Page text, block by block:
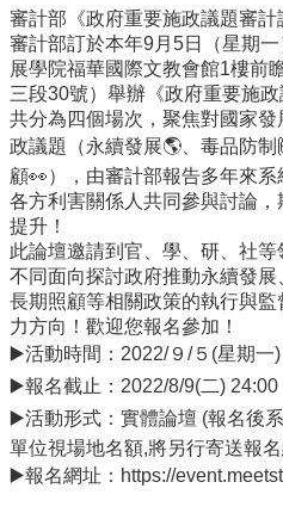
事
所
簡
介
公
事
所
成
員
學
生
事
務
論
文
口
試
審計部《政府重要施政議題審
審計部訂於本年9月5日（星期
展學院福華國際文教會館1樓前
三段30號）舉辦《政府重要施
共分為四個場次，聚焦對國家
政議題（永續發展🌎、毒品防
顧👀），由審計部報告多年來
各方利害關係人共同參與討論
提升！
此論壇邀請到官、學、研、社
不同面向探討政府推動永續發
長期照顧等相關政策的執行與
力方向！歡迎您報名參加！
▶️活動時間：2022/９/５(星期一
▶️報名截止：2022/8/9(二) 24:00
▶️活動形式：實體論壇 (報名後
單位視場地名額,將另行寄送報
▶️報名網址：https://